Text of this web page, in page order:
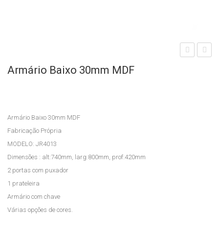
Armário Baixo 30mm MDF
Armário Baixo 30mm MDF
Fabricação Própria
MODELO: JR4013
Dimensões : alt:740mm, larg:800mm, prof:420mm
2 portas com puxador
1 prateleira
Armário com chave
Várias opções de cores.